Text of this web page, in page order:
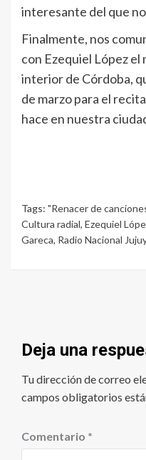
interesante del que
Finalmente, nos
con Ezequiel López el
interior de Córdoba,
de marzo para el
hace en nuestra
Tags: "Renacer de
Cultura radial, Ezequiel
Gareca, Radio Nacional Jujuy
Deja una
Tu dirección de correo
campos obligatorios
Comentario *